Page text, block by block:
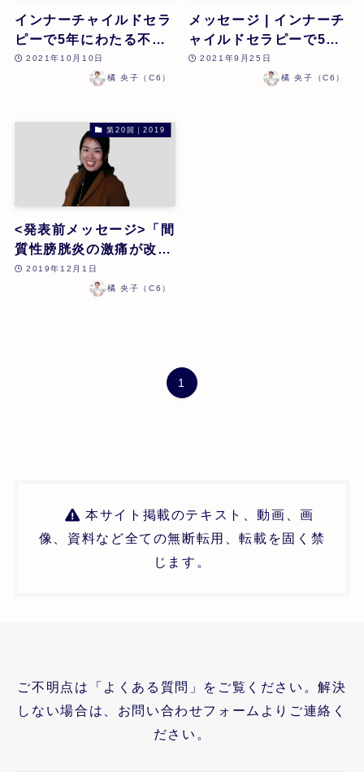
インナーチャイルドセラ
ピーで5年にわたる不妊
治療から脱却、妊娠へ |
橘央子 | 第22回
2021年10月10日
橘 央子（C6）
メッセージ | インナーチ
ャイルドセラピーで5年
にわたる不妊治療から脱
却、妊娠へ | 橘央子 | 第
2021年9月25日
橘 央子（C6）
第20回｜2019
<発表前メッセージ>「間
質性膀胱炎の激痛が改善
したケース」橘央子
2019年12月1日
橘 央子（C6）
1
本サイト掲載のテキスト、動画、画
像、資料など全ての無断転用、転載を固く禁
じます。
ご不明点は「よくある質問」をご覧ください。解決
しない場合は、お問い合わせフォームよりご連絡く
ださい。